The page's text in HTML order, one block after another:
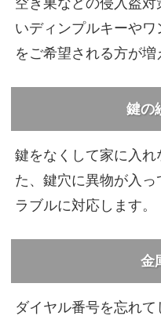
いディンプルキーや
をご希望される方が増
鍵の
鍵をなくして家に入
た、鍵穴に異物が入
ラブルに対応します。
金
ダイヤル番号を忘れ